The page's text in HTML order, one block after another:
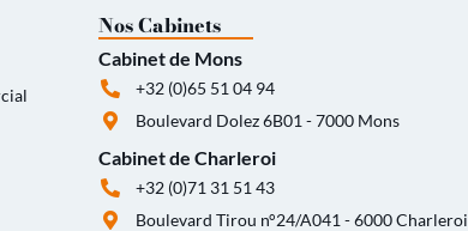
Nos Cabinets
Cabinet de Mons
+32 (0)65 51 04 94
Boulevard Dolez 6B01 - 7000 Mons
Cabinet de Charleroi
+32 (0)71 31 51 43
Boulevard Tirou n°24/A041 - 6000 Charleroi